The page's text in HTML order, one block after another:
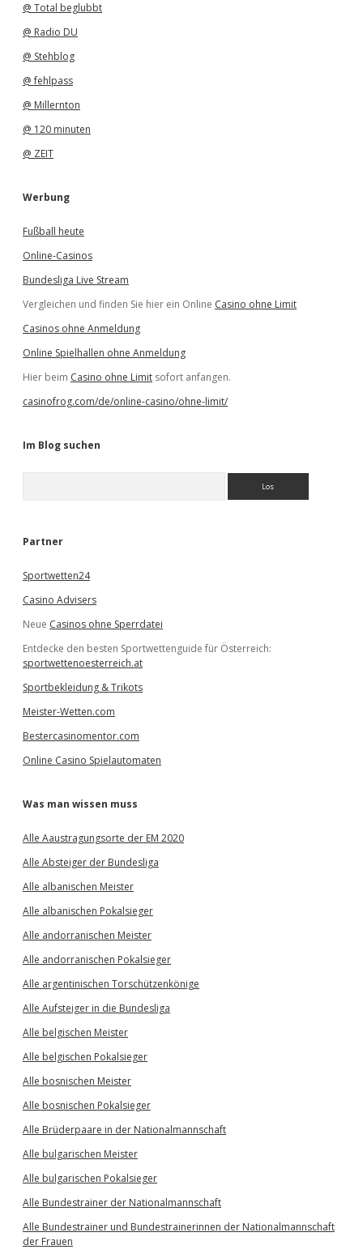
@ Total beglubbt
@ Radio DU
@ Stehblog
@ fehlpass
@ Millernton
@ 120 minuten
@ ZEIT
Werbung
Fußball heute
Online-Casinos
Bundesliga Live Stream
Vergleichen und finden Sie hier ein Online Casino ohne Limit
Casinos ohne Anmeldung
Online Spielhallen ohne Anmeldung
Hier beim Casino ohne Limit sofort anfangen.
casinofrog.com/de/online-casino/ohne-limit/
Im Blog suchen
e
Partner
Sportwetten24
Casino Advisers
Neue Casinos ohne Sperrdatei
Entdecke den besten Sportwettenguide für Österreich:
sportwettenoesterreich.at
Sportbekleidung & Trikots
Meister-Wetten.com
Bestercasinomentor.com
Online Casino Spielautomaten
Was man wissen muss
Alle Aaustragungsorte der EM 2020
Alle Absteiger der Bundesliga
Alle albanischen Meister
Alle albanischen Pokalsieger
Alle andorranischen Meister
Alle andorranischen Pokalsieger
Alle argentinischen Torschützenkönige
Alle Aufsteiger in die Bundesliga
Alle belgischen Meister
Alle belgischen Pokalsieger
Alle bosnischen Meister
Alle bosnischen Pokalsieger
Alle Brüderpaare in der Nationalmannschaft
Alle bulgarischen Meister
Alle bulgarischen Pokalsieger
Alle Bundestrainer der Nationalmannschaft
Alle Bundestrainer und Bundestrainerinnen der Nationalmannschaft
der Frauen